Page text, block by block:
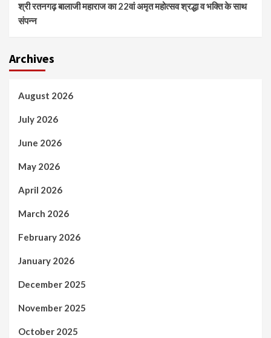
श्री रतनगढ़ बालाजी महाराज का 22वां अमृत महोत्सव श्रद्धा व भक्ति के साथ
संपन्न
Archives
August 2026
July 2026
June 2026
May 2026
April 2026
March 2026
February 2026
January 2026
December 2025
November 2025
October 2025